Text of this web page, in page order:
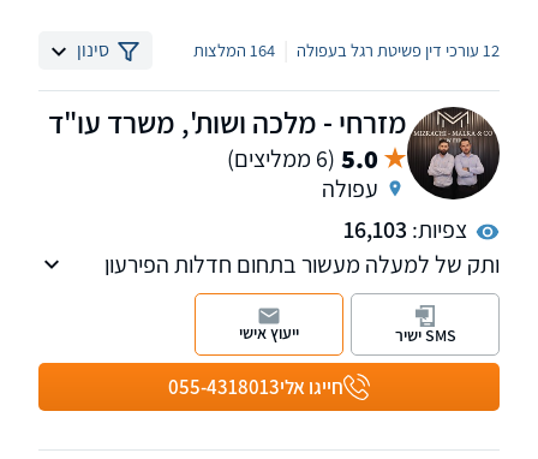
12 עורכי דין פשיטת רגל בעפולה 164 המלצות סינון
מזרחי - מלכה ושות', משרד עו"ד
5.0 (6 ממליצים)
עפולה
צפיות: 16,103
ותק של למעלה מעשור בתחום חדלות הפירעון
וההוצאה לפועל, מהמשרדים הגדולים והמובילים
בתחום הסדר החובות וחדלות הפירעון בצפון.
למשרד סניפים בעפולה ובצפת.
חייגו אלי055-4318013
SMS ישיר ייעוץ אישי